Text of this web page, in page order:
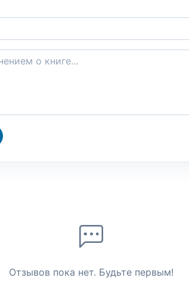
Отзывов пока нет. Будьте первым!